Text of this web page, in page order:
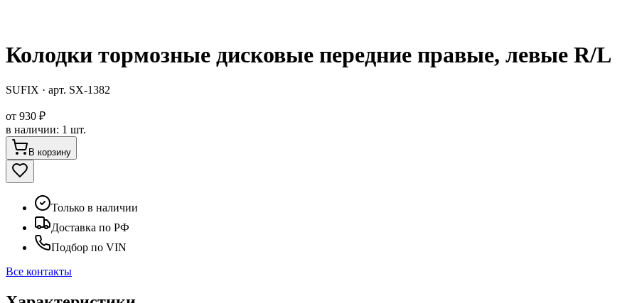
Колодки тормозные дисковые передние правые, левые R/L
SUFIX · арт. SX-1382
от 930 ₽
в наличии: 1 шт.
В корзину
Только в наличии
Доставка по РФ
Подбор по VIN
Все контакты